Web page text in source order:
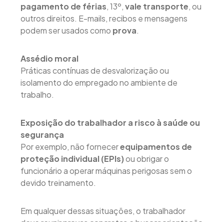
pagamento de férias, 13º,vale transporte, ou
outros direitos. E-mails, recibos e mensagens
podem ser usados como prova.
Assédio moral
Práticas contínuas de desvalorização ou
isolamento do empregado no ambiente de
trabalho.
Exposição do trabalhador a risco à saúde ou
segurança
Por exemplo, não fornecerequipamentos de
proteção individual (EPIs)ou obrigar o
funcionário a operar máquinas perigosas sem o
devido treinamento.
Em qualquer dessas situações, o trabalhador